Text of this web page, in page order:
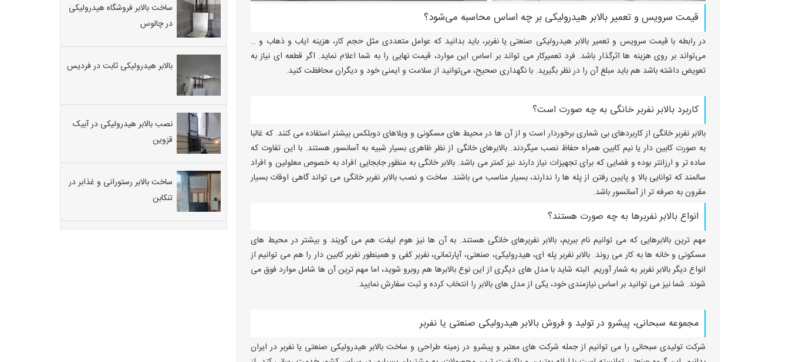
قیمت سرویس و تعمیر بالابر هیدرولیکی بر چه اساس محاسبه می‌شود؟
در رابطه با قیمت سرویس و تعمیر بالابر هیدرولیکی صنعتی یا نفربر، باید بدانید که عوامل متعددی مثل حجم کار، هزینه ایاب و ذهاب و …
می‌تواند بر روی هزینه ها اثرگذار باشد. فرد تعمیرکار می تواند بر اساس این موارد، قیمت نهایی را به شما اعلام نماید. اگر قطعه ای نیاز به
تعویض داشته باشد هم باید مبلغ آن را در نظر بگیرید. با نگهداری صحیح، می‌توانید از سلامت و ایمنی خود و دیگران محافظت کنید.
کاربرد بالابر نفربر خانگی به چه صورت است؟
بالابر نفربر خانگی از کاربردهای بی شماری برخوردار است و از آن ها در محیط های مسکونی و ویلاهای دوبلکس بیشتر استفاده می کنند. که غالبا
به صورت کابین دار یا نیم کابین همراه حفاظ نصب میگردند. بالابرهای خانگی از نظر ظاهری بسیار شبیه به آسانسور هستند. با این تفاوت که
ساده تر و ارزانتر بوده و فضایی که برای تجهیزات نیاز دارند نیز کمتر می باشد. بالابر خانگی به منظور جابجایی افراد به خصوص معلولین و افراد
سالمند که توانایی بالا و پایین رفتن از پله ها را ندارند، بسیار مناسب می باشند. ساخت و نصب بالابر نفربر خانگی می تواند گاهی اوقات بسیار
مقرون به صرفه تر از آسانسور باشد.
انواع بالابر نفربرها به چه صورت هستند؟
مهم ترین بالابرهایی که می توانیم نام ببریم، بالابر نفربرهای خانگی هستند. به آن ها نیز هوم لیفت هم می گویند و بیشتر در محیط های
مسکونی و خانه ها به کار می روند. بالابر نفربر پله ای، هیدرولیکی، صنعتی، آپارتمانی، نفربر کفی و همینطور نفربر کابین دار را هم می توانیم از
انواع دیگر بالابر نفربر به شمار آوریم. البته شاید با مدل های دیگری از این نوع بالابرها هم روبرو شوید، اما مهم ترین آن ها شامل موارد فوق می
شوند. شما نیز می توانید بر اساس نیازمندی خود، یکی از مدل های بالابر را انتخاب کرده و ثبت سفارش نمایید.
مجموعه سبحانی، پیشرو در تولید و فروش بالابر هیدرولیکی صنعتی یا نفربر
شرکت تولیدی سبحانی را می توانیم از جمله شرکت های معتبر و پیشرو در زمینه طراحی و ساخت بالابر هیدرولیکی صنعتی یا نفربر در ایران
ساخت بالابر فروشگاه هیدرولیکی
در چالوس
بالابر هیدرولیکی ثابت در فردیس
نصب بالابر هیدرولیکی در آبیک
قزوین
ساخت بالابر رستورانی و غذابر در
تنکابن